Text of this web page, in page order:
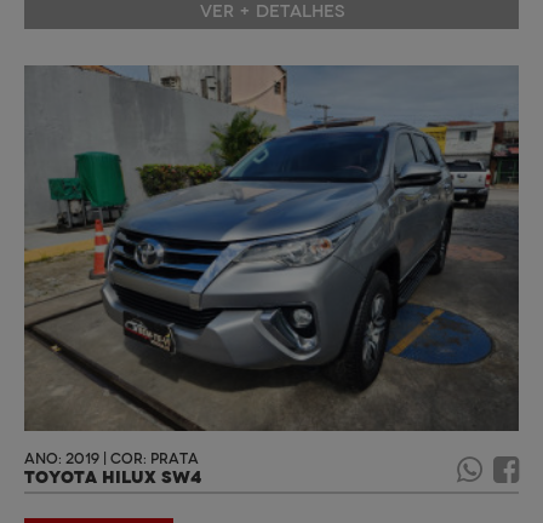
VER + DETALHES
ANO: 2019 | COR: PRATA
TOYOTA HILUX SW4